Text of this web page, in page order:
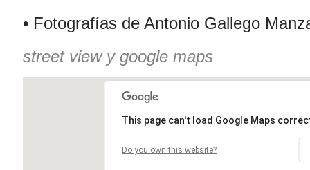
• Fotografías de Antonio Gallego
street view y google maps
This page can't load Google Maps
Do you own this website?